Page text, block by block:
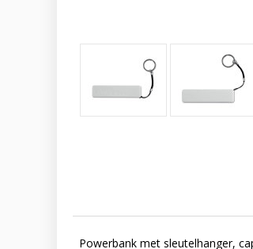
Powerbank met sleutelhanger,